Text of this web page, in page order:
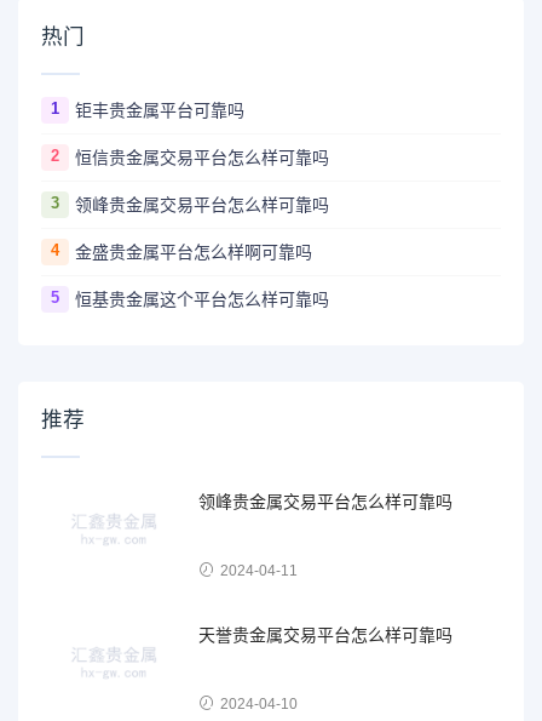
热门
1 钜丰贵金属平台可靠吗
2 恒信贵金属交易平台怎么样可靠吗
3 领峰贵金属交易平台怎么样可靠吗
4 金盛贵金属平台怎么样啊可靠吗
5 恒基贵金属这个平台怎么样可靠吗
推荐
领峰贵金属交易平台怎么样可靠吗
2024-04-11
天誉贵金属交易平台怎么样可靠吗
2024-04-10